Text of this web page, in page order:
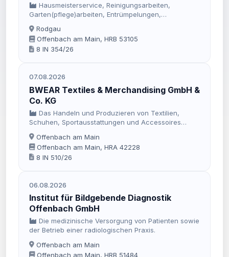
Hausmeisterservice, Reinigungsarbeiten,
Garten(pflege)arbeiten, Entrümpelungen,
Winterdienst und Renovierungsarbeiten.
Rodgau
Offenbach am Main, HRB 53105
8 IN 354/26
07.08.2026
BWEAR Textiles & Merchandising GmbH &
Co. KG
Das Handeln und Produzieren von Textilien,
Schuhen, Sportausstattungen und Accessoires
sowie von erlaubnisfreien Waren aller Art, das
Besticken, Benähen und Ändern und Bedrucken
sowie der Import und Export dieser Waren, die
Entwicklung und Produktion von Accessoires, wie z.
Versenden von Firmenausstattungen für Mitarbeiter
sowie von Werbeartikeln zum Verkauf an
Endkunden, der Vertrieb dieser Artikel …
Offenbach am Main
Offenbach am Main, HRA 42228
8 IN 510/26
06.08.2026
Institut für Bildgebende Diagnostik
Offenbach GmbH
Die medizinische Versorgung von Patienten sowie
der Betrieb einer radiologischen Praxis.
Offenbach am Main
Offenbach am Main, HRB 51484